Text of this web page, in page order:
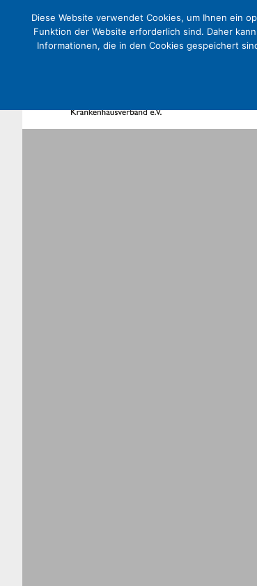
Diese Website verwendet Cookies, um Ihnen ein
Funktion der Website erforderlich sind. Daher
Informationen, die in den Cookies gespeichert